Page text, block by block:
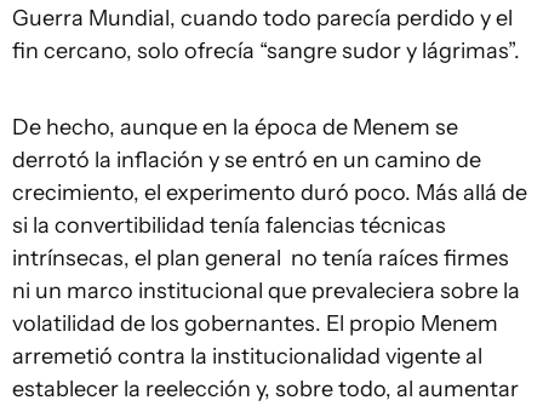
Guerra Mundial, cuando todo parecía perdido y el
fin cercano, solo ofrecía “sangre sudor y lágrimas”.
De hecho, aunque en la época de Menem se
derrotó la inflación y se entró en un camino de
crecimiento, el experimento duró poco. Más allá de
si la convertibilidad tenía falencias técnicas
intrínsecas, el plan general no tenía raíces firmes
ni un marco institucional que prevaleciera sobre la
volatilidad de los gobernantes. El propio Menem
arremetió contra la institucionalidad vigente al
establecer la reelección y, sobre todo, al aumentar